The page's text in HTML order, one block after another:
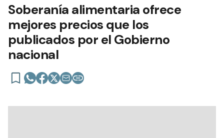
Soberanía alimentaria ofrece
mejores precios que los
publicados por el Gobierno
nacional